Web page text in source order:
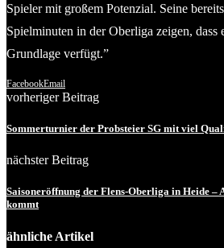
Spieler mit großem Potenzial. Seine
Spielminuten in der Oberliga zeigen, dass
Grundlage verfügt.”
FacebookEmail
vorheriger Beitrag
Sommerturnier der Probsteier SG mit viel
nächster Beitrag
Saisoneröffnung der Flens-Oberliga in Heide –
kommt
ähnliche Artikel